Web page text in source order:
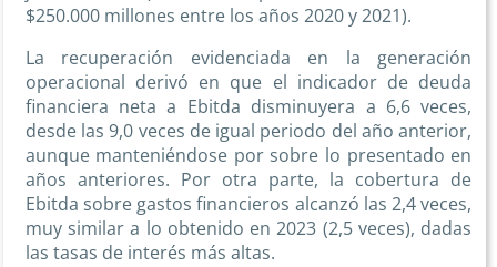
$250.000 millones entre los años 2020 y 2021).
La recuperación evidenciada en la generación
operacional derivó en que el indicador de deuda
financiera neta a Ebitda disminuyera a 6,6 veces,
desde las 9,0 veces de igual periodo del año anterior,
aunque manteniéndose por sobre lo presentado en
años anteriores. Por otra parte, la cobertura de
Ebitda sobre gastos financieros alcanzó las 2,4 veces,
muy similar a lo obtenido en 2023 (2,5 veces), dadas
las tasas de interés más altas.